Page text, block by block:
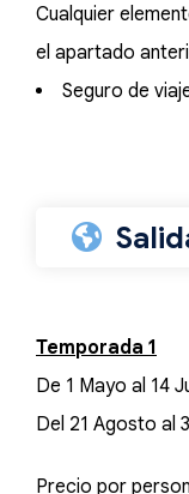
Cualquier
el apartado
Seguro de
Temporada 1
De 1 Mayo al 14
Del 21 Agosto al
Precio por